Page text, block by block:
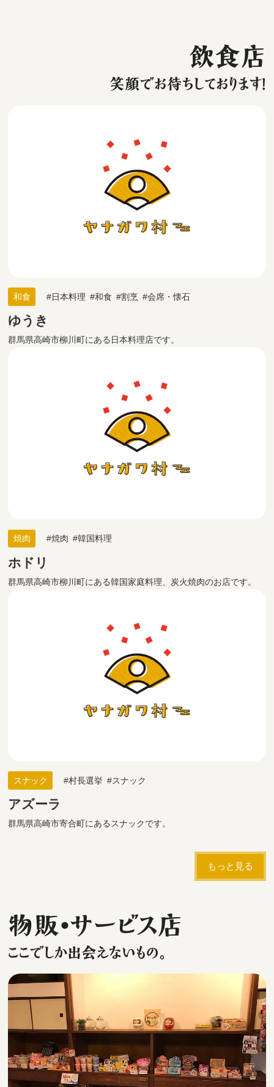
飲食店
笑顔でお待ちしております！
和食 日本料理 和食 割烹 会席・懐石
ゆうき
群馬県高崎市柳川町にある日本料理店です。
焼肉 焼肉 韓国料理
ホドリ
群馬県高崎市柳川町にある韓国家庭料理、炭火焼肉のお店です。
スナック 村長選挙 スナック
アズーラ
群馬県高崎市寄合町にあるスナックです。
もっと見る
物販・サービス店
ここでしか出会えないもの。